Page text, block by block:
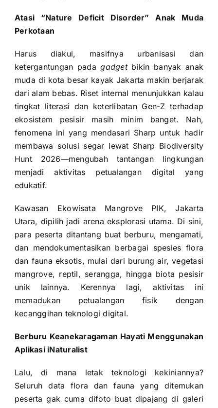
Atasi “Nature Deficit Disorder” Anak Muda
Perkotaan
Harus diakui, masifnya urbanisasi dan
ketergantungan padagadgetbikin banyak anak
muda di kota besar kayak Jakarta makin berjarak
dari alam bebas. Riset internal menunjukkan kalau
tingkat literasi dan keterlibatan Gen-Z terhadap
ekosistem pesisir masih minim banget. Nah,
fenomena ini yang mendasari Sharp untuk hadir
membawa solusi segar lewat Sharp Biodiversity
Hunt 2026—mengubah tantangan lingkungan
menjadi aktivitas petualangan digital yang
edukatif.
Kawasan Ekowisata Mangrove PIK, Jakarta
Utara, dipilih jadi arena eksplorasi utama. Di sini,
para peserta ditantang buat berburu, mengamati,
dan mendokumentasikan berbagai spesies flora
dan fauna eksotis, mulai dari burung air, vegetasi
mangrove, reptil, serangga, hingga biota pesisir
unik lainnya. Kerennya lagi, aktivitas ini
memadukan petualangan fisik dengan
kecanggihan teknologi digital.
Berburu Keanekaragaman Hayati Menggunakan
Aplikasi iNaturalist
Lalu, di mana letak teknologi kekiniannya?
Seluruh data flora dan fauna yang ditemukan
peserta gak cuma difoto buat dipajang di galeri